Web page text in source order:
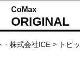
CoMax
ORIGINAL
- 株式会社ICE > トピ